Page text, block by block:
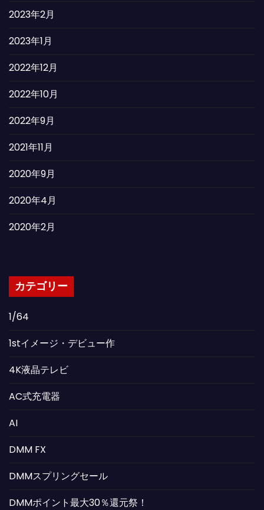
2023年2月
2023年1月
2022年12月
2022年10月
2022年9月
2021年11月
2020年9月
2020年4月
2020年2月
カテゴリー
1/64
1stイメージ・デビュー作
4K液晶テレビ
AC式充電器
AI
DMM FX
DMMスプリングセール
DMMポイント最大30％還元祭！